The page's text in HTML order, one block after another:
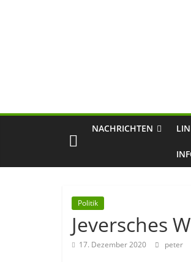
NACHRICHTEN
Politik
Jeversches
17. Dezember 2020 peter